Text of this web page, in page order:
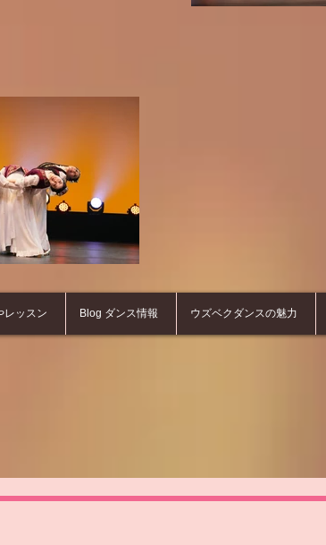
レッスン Blog ダンス情報 ウズベクダンスの魅力